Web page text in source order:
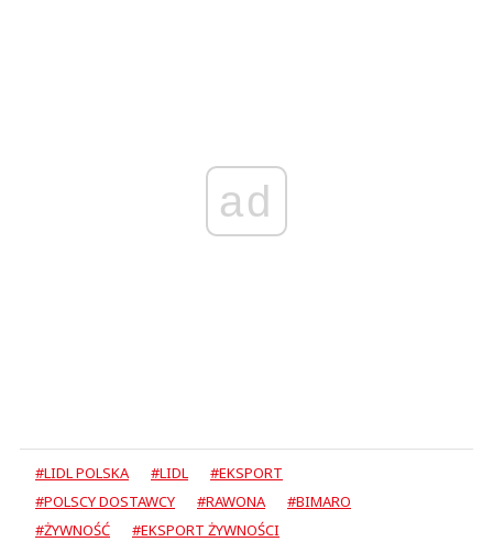
ad
#LIDL POLSKA #LIDL
#EKSPORT
#POLSCY DOSTAWCY
#RAWONA
#BIMARO
#ŻYWNOŚĆ
#EKSPORT ŻYWNOŚCI